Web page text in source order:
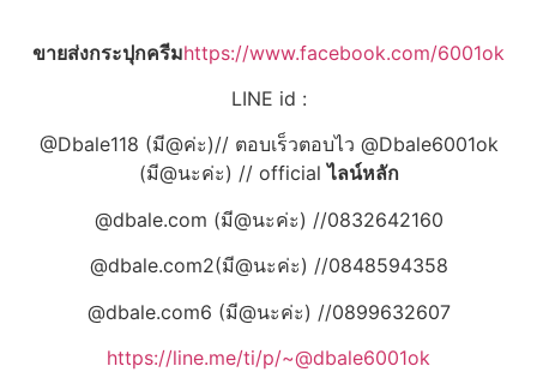
ขายส่งกระปุกครีมhttps://www.facebook.com/6001ok
LINE id :
@Dbale118 (มี@ค่ะ)// ตอบเร็วตอบไว @Dbale6001ok
(มี@นะค่ะ) // officialไลน์หลัก
@dbale.com (มี@นะค่ะ) //0832642160
@dbale.com2(มี@นะค่ะ) //0848594358
@dbale.com6 (มี@นะค่ะ) //0899632607
https://line.me/ti/p/~@dbale6001ok